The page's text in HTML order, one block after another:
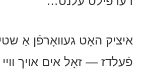
איציק האָט געוואָרפֿן אַ
פֿעלדז — זאָל אים אויך